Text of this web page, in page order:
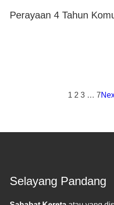
Perayaan 4 Tahun
1 2 3 … 7
Selayang Pandang